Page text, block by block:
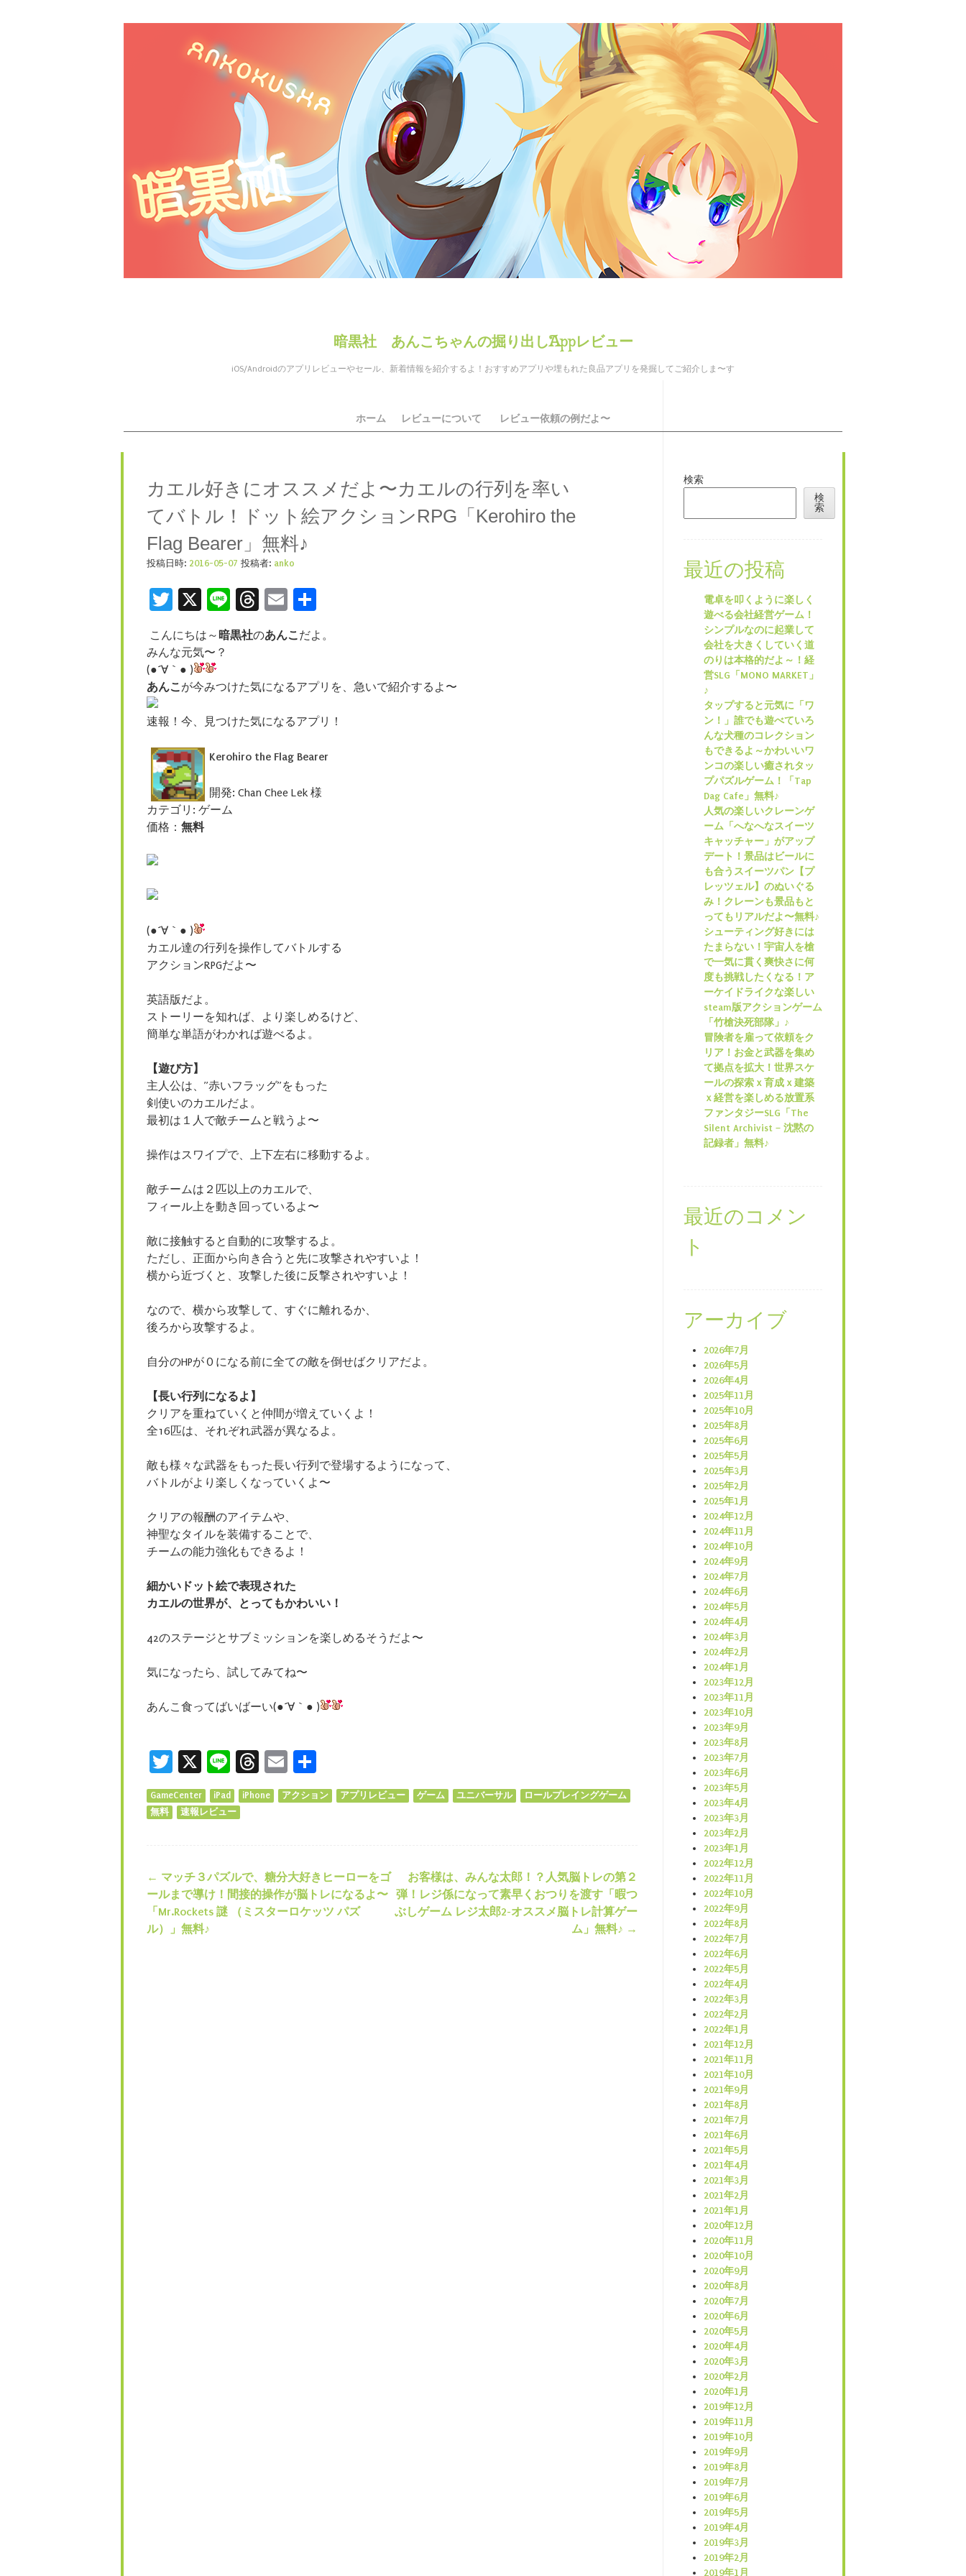
暗黒社 あんこちゃんの掘り出しAppレビュー
iOS/Androidのアプリレビューやセール、新着情報を紹介するよ！おすすめアプリや埋もれた良品アプリを発掘してご紹介しま〜す
メニュー ホーム レビューについて レビュー依頼の例だよ〜
カエル好きにオススメだよ〜カエルの行列を率い
てバトル！ドット絵アクションRPG「Kerohiro the
Flag Bearer」無料♪
投稿日時: 2016-05-07 投稿者: anko
Twitter
X LineThreads
Email
こんにちは～ 暗黒社のあんこだよ。
みんな元気〜？
(●´∀｀● )
あんこが今みつけた気になるアプリを、急いで紹介するよ〜
速報！今、見つけた気になるアプリ！
Kerohiro the Flag Bearer
開発: Chan Chee Lek 様
カテゴリ: ゲーム
価格： 無料
(●´∀｀● )
カエル達の行列を操作してバトルする
アクションRPGだよ〜
英語版だよ。
ストーリーを知れば、より楽しめるけど、
簡単な単語がわかれば遊べるよ。
【遊び方】
主人公は、”赤いフラッグ”をもった
剣使いのカエルだよ。
最初は１人で敵チームと戦うよ〜
操作はスワイプで、上下左右に移動するよ。
敵チームは２匹以上のカエルで、
フィール上を動き回っているよ〜
敵に接触すると自動的に攻撃するよ。
ただし、正面から向き合うと先に攻撃されやすいよ！
横から近づくと、攻撃した後に反撃されやすいよ！
なので、横から攻撃して、すぐに離れるか、
後ろから攻撃するよ。
自分のHPが０になる前に全ての敵を倒せばクリアだよ。
【長い行列になるよ】
クリアを重ねていくと仲間が増えていくよ！
全16匹は、それぞれ武器が異なるよ。
敵も様々な武器をもった長い行列で登場するようになって、
バトルがより楽しくなっていくよ〜
クリアの報酬のアイテムや、
神聖なタイルを装備することで、
チームの能力強化もできるよ！
細かいドット絵で表現された
カエルの世界が、とってもかわいい！
42のステージとサブミッションを楽しめるそうだよ〜
気になったら、 試してみてね〜
あんこ食ってばいばーい(●´∀｀● )
Twitter
X LineThreads
Email
有
GameCenter iPad iPhone アクション アプリレビュー ゲーム ユニバーサル
ロールプレイングゲーム
無料
速報レビュー
投稿ナビゲーション
← マッチ３パズルで、糖分大好きヒーローをゴ
ールまで導け！間接的操作が脳トレになるよ〜
「Mr.Rockets 謎 （ミスターロケッツ パズ
ル）」無料♪
お客様は、みんな太郎！？人気脳トレの第２
弾！レジ係になって素早くおつりを渡す「暇つ
ぶしゲーム レジ太郎2-オススメ脳トレ計算ゲー
ム」無料♪ →
検索
検
索
最近の投稿
電卓を叩くように楽しく
遊べる会社経営ゲーム！
シンプルなのに起業して
会社を大きくしていく道
のりは本格的だよ～！経
営SLG「MONO MARKET」
♪
タップすると元気に「ワ
ン！」誰でも遊べていろ
んな犬種のコレクション
もできるよ～かわいいワ
ンコの楽しい癒されタッ
プパズルゲーム！「Tap
Dag Cafe」無料♪
人気の楽しいクレーンゲ
ーム「へなへなスイーツ
キャッチャー」がアップ
デート！景品はビールに
も合うスイーツパン【プ
レッツェル】のぬいぐる
み！クレーンも景品もと
ってもリアルだよ〜無料♪
シューティング好きには
たまらない！宇宙人を槍
で一気に貫く爽快さに何
度も挑戦したくなる！ア
ーケイドライクな楽しい
steam版アクションゲーム
「竹槍決死部隊」♪
冒険者を雇って依頼をク
リア！お金と武器を集め
て拠点を拡大！世界スケ
ールの探索ｘ育成ｘ建築
ｘ経営を楽しめる放置系
ファンタジーSLG「The
Silent Archivist – 沈黙の
記録者」無料♪
最近のコメン
ト
アーカイブ
2026年7月
2026年5月
2026年4月
2025年11月
2025年10月
2025年8月
2025年6月
2025年5月
2025年3月
2025年2月
2025年1月
2024年12月
2024年11月
2024年10月
2024年9月
2024年7月
2024年6月
2024年5月
2024年4月
2024年3月
2024年2月
2024年1月
2023年12月
2023年11月
2023年10月
2023年9月
2023年8月
2023年7月
2023年6月
2023年5月
2023年4月
2023年3月
2023年2月
2023年1月
2022年12月
2022年11月
2022年10月
2022年9月
2022年8月
2022年7月
2022年6月
2022年5月
2022年4月
2022年3月
2022年2月
2022年1月
2021年12月
2021年11月
2021年10月
2021年9月
2021年8月
2021年7月
2021年6月
2021年5月
2021年4月
2021年3月
2021年2月
2021年1月
2020年12月
2020年11月
2020年10月
2020年9月
2020年8月
2020年7月
2020年6月
2020年5月
2020年4月
2020年3月
2020年2月
2020年1月
2019年12月
2019年11月
2019年10月
2019年9月
2019年8月
2019年7月
2019年6月
2019年5月
2019年4月
2019年3月
2019年2月
2019年1月